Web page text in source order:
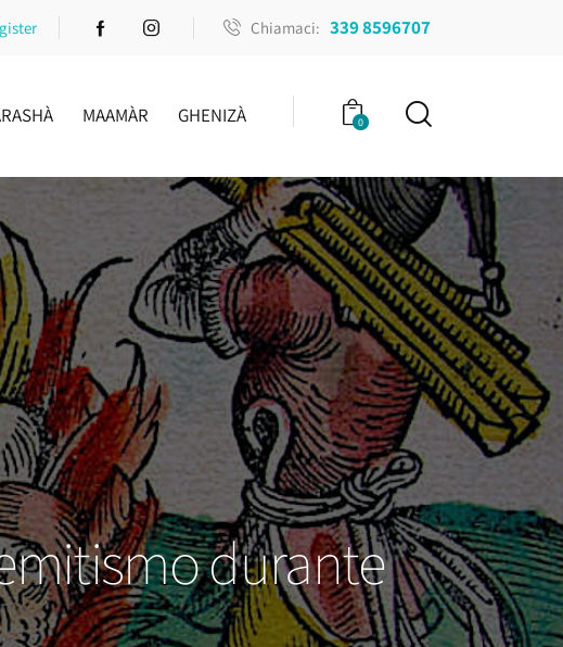
Chiamaci: 339 8596707
MAAMÀR GHENIZÀ 0
durante